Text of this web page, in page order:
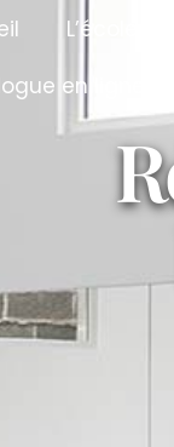
L’école
en ligne